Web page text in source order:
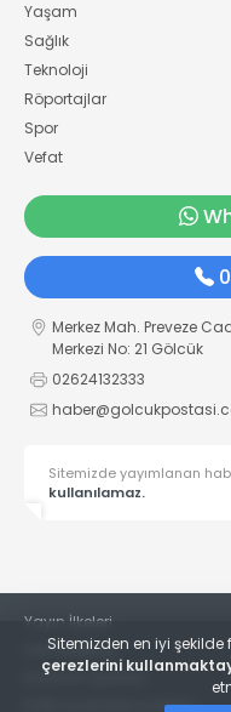
Yaşam
Sağlık
Teknoloji
Röportajlar
Spor
Vefat
Merkez Mah. Preveze
Merkezi No: 21 Gölcük
02624132333
Sitemizde yayımlanan
kullanılamaz.
Yayın İlkeleri
Veri Politikası
Kullanım Şartları
KVKK Aydınlatma Metni
Sitemizden en iyi şekilde
çerezlerini